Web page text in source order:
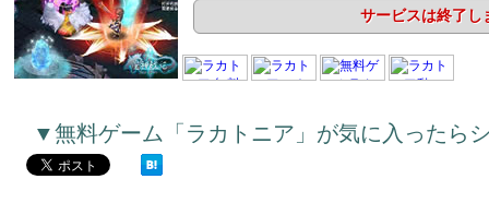
サービスは終了し
▼無料ゲーム「ラカトニア」が気に入ったら